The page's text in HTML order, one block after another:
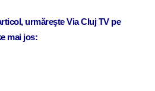
urmăreşte Via Cluj TV pe
mai jos: